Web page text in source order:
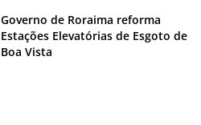
Governo de Roraima reforma
Estações Elevatórias de Esgoto de
Boa Vista